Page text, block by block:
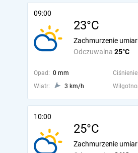
09:00
23°C
Odczuwalna 25°C
Zachmurzenie
Opad: 0 mm Ciśnienie:
Wiatr:
3 km/h
10:00
25°C
Zachmurzenie